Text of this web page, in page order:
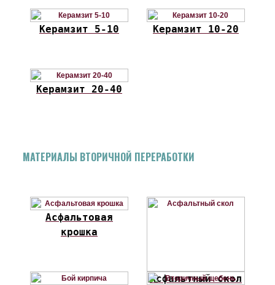
Керамзит 5-10 Керамзит 10-20
Керамзит 20-40
МАТЕРИАЛЫ ВТОРИЧНОЙ ПЕРЕРАБОТКИ
Асфальтовая
крошка
Асфальтный скол